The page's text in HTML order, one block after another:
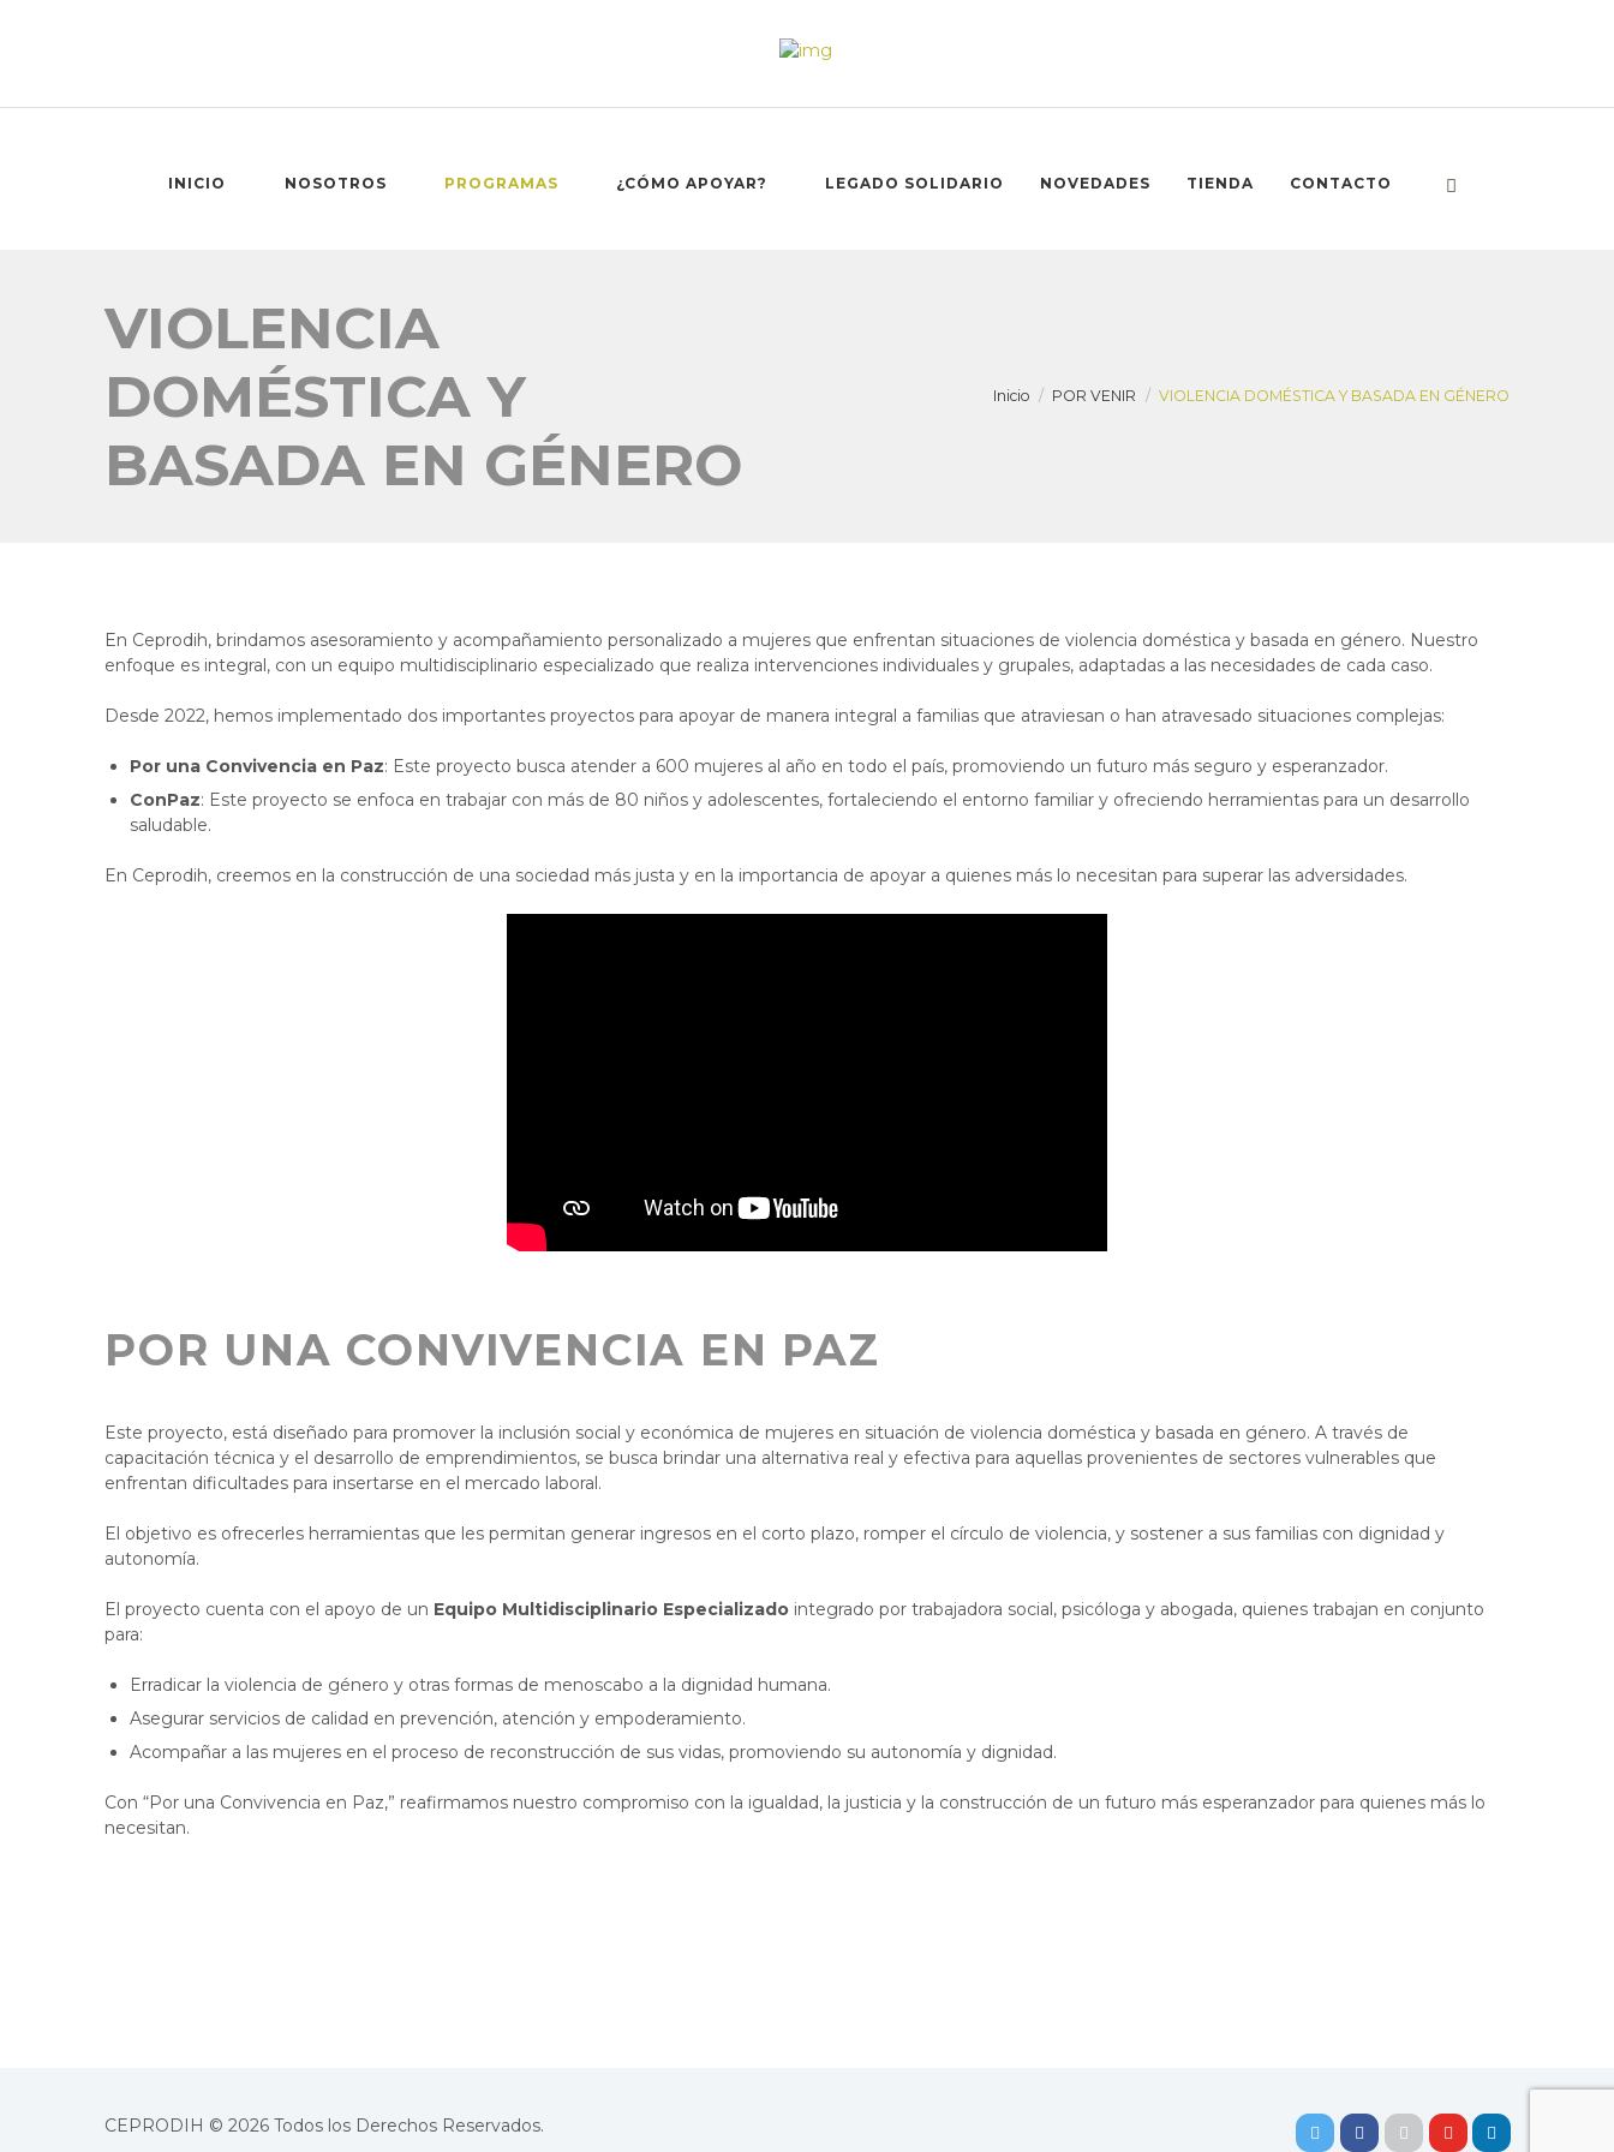
INICIO NOSOTROS PROGRAMAS ¿CÓMO APOYAR? LEGADO SOLIDARIO NOVEDADES TIENDA CONTACTO
VIOLENCIA
DOMÉSTICA Y
BASADA EN GÉNERO
Inicio POR VENIR VIOLENCIA DOMÉSTICA Y BASADA EN GÉNERO
En Ceprodih, brindamos asesoramiento y acompañamiento personalizado a mujeres que enfrentan situaciones de violencia doméstica y basada en género. Nuestro
enfoque es integral, con un equipo multidisciplinario especializado que realiza intervenciones individuales y grupales, adaptadas a las necesidades de cada caso.
Desde 2022, hemos implementado dos importantes proyectos para apoyar de manera integral a familias que atraviesan o han atravesado situaciones complejas:
Por una Convivencia en Paz: Este proyecto busca atender a 600 mujeres al año en todo el país, promoviendo un futuro más seguro y esperanzador.
ConPaz: Este proyecto se enfoca en trabajar con más de 80 niños y adolescentes, fortaleciendo el entorno familiar y ofreciendo herramientas para un desarrollo
saludable.
En Ceprodih, creemos en la construcción de una sociedad más justa y en la importancia de apoyar a quienes más lo necesitan para superar las adversidades.
POR UNA CONVIVENCIA EN PAZ
Este proyecto, está diseñado para promover la inclusión social y económica de mujeres en situación de violencia doméstica y basada en género. A través de
capacitación técnica y el desarrollo de emprendimientos, se busca brindar una alternativa real y efectiva para aquellas provenientes de sectores vulnerables que
enfrentan dificultades para insertarse en el mercado laboral.
El objetivo es ofrecerles herramientas que les permitan generar ingresos en el corto plazo, romper el círculo de violencia, y sostener a sus familias con dignidad y
autonomía.
El proyecto cuenta con el apoyo de un Equipo Multidisciplinario Especializado integrado por trabajadora social, psicóloga y abogada, quienes trabajan en conjunto
para:
Erradicar la violencia de género y otras formas de menoscabo a la dignidad humana.
Asegurar servicios de calidad en prevención, atención y empoderamiento.
Acompañar a las mujeres en el proceso de reconstrucción de sus vidas, promoviendo su autonomía y dignidad.
Con “Por una Convivencia en Paz,” reafirmamos nuestro compromiso con la igualdad, la justicia y la construcción de un futuro más esperanzador para quienes más lo
necesitan.
CEPRODIH © 2026 Todos los Derechos Reservados.